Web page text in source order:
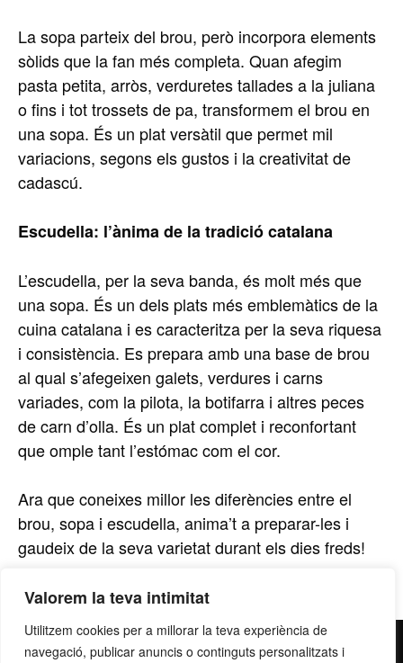
Valorem la teva intimitat
Utilitzem cookies per a millorar la teva experiència de
navegació, publicar anuncis o continguts personalitzats i
La sopa parteix del brou, però incorpora elements
sòlids que la fan més completa. Quan afegim
pasta petita, arròs, verduretes tallades a la juliana
o fins i tot trossets de pa, transformem el brou en
una sopa. És un plat versàtil que permet mil
variacions, segons els gustos i la creativitat de
cadascú.
Escudella: l’ànima de la tradició catalana
L’escudella, per la seva banda, és molt més que
una sopa. És un dels plats més emblemàtics de la
cuina catalana i es caracteritza per la seva riquesa
i consistència. Es prepara amb una base de brou
al qual s’afegeixen galets, verdures i carns
variades, com la pilota, la botifarra i altres peces
de carn d’olla. És un plat complet i reconfortant
que omple tant l’estómac com el cor.
Ara que coneixes millor les diferències entre el
brou, sopa i escudella, anima’t a preparar-les i
gaudeix de la seva varietat durant els dies freds!
contacte@grupllobet.com| Política de privacitat|Donar-